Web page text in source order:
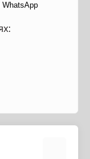
WhatsApp